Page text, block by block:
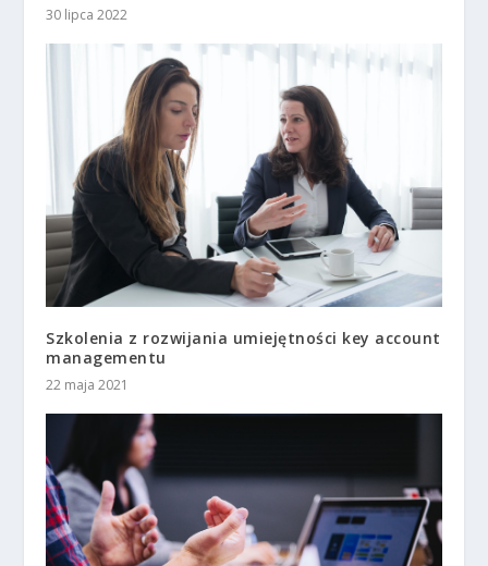
30 lipca 2022
Szkolenia z rozwijania umiejętności key account
managementu
22 maja 2021